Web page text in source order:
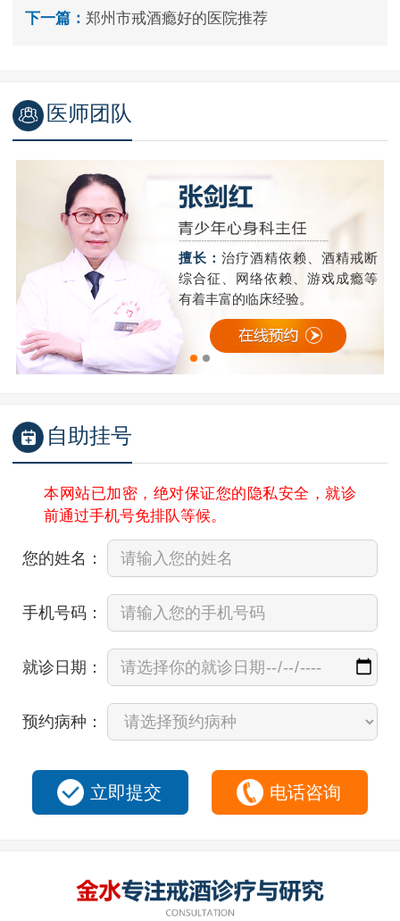
下一篇： 郑州市戒酒瘾好的医院推荐
医师团队
擅长：治疗酒精依赖、酒精戒断
综合征、网络依赖、游戏成瘾等
有着丰富的临床经验。
自助挂号
本网站已加密，绝对保证您的隐私安全，就诊
前通过手机号免排队等候。
您的姓名：
手机号码：
就诊日期：
预约病种：
立即提交 电话咨询